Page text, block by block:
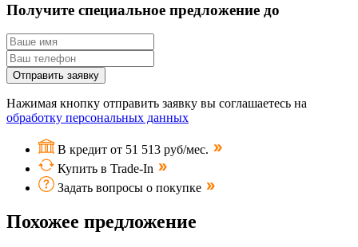
Получите специальное предложение до
Отправить заявку
Нажимая кнопку отправить заявку вы соглашаетесь на
обработку персональных данных
В кредит от 51 513 руб/мес.
Купить в Trade-In
Задать вопросы о покупке
Похожее предложение